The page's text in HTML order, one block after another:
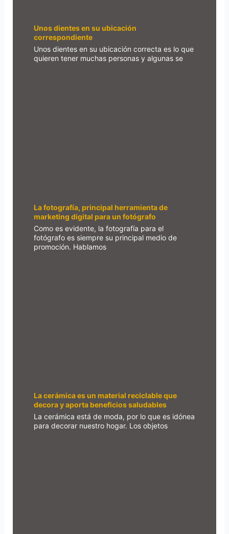
Unos dientes en su ubicación
correspondiente
Unos dientes en su ubicación correcta es lo que
quieren tener muchas personas y algunas se
La fotografía, principal herramienta de
marketing digital para un fotógrafo
Como es evidente, la fotografía para el
fotógrafo es siempre su principal medio de
promoción. Hablamos
La cerámica es un material reciclable que
decora y aporta beneficios saludables
La cerámica está de moda, por lo que es idónea
para decorar nuestro hogar. Los objetos